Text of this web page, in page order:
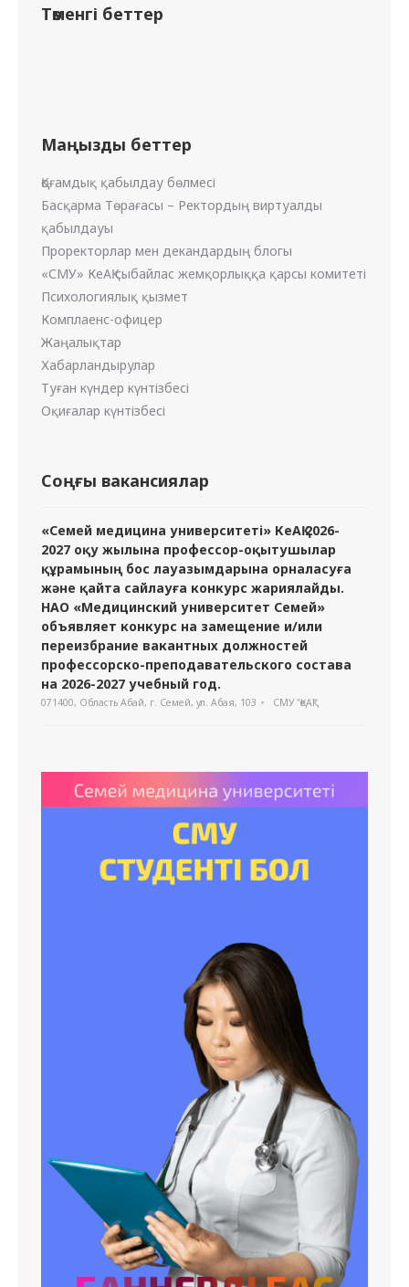
Төменгі беттер
Маңызды беттер
Қоғамдық қабылдау бөлмесі
Басқарма Төрағасы – Ректордың виртуалды
қабылдауы
Проректорлар мен декандардың блогы
«СМУ» КеАҚ сыбайлас жемқорлыққа қарсы комитеті
Психологиялық қызмет
Комплаенс-офицер
Жаңалықтар
Хабарландырулар
Туған күндер күнтізбесі
Оқиғалар күнтізбесі
Соңғы вакансиялар
«Семей медицина университеті» КеАҚ 2026-
2027 оқу жылына профессор-оқытушылар
құрамының бос лауазымдарына орналасуға
және қайта сайлауға конкурс жариялайды.
НАО «Медицинский университет Семей»
объявляет конкурс на замещение и/или
переизбрание вакантных должностей
профессорско-преподавательского состава
на 2026-2027 учебный год.
071400, Область Абай, г. Семей, ул. Абая, 103 СМУ "ҚеАҚ"